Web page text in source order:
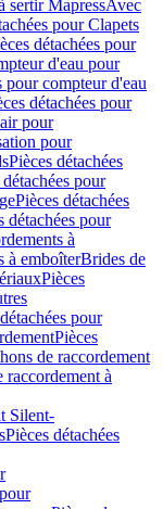
sertir MapressAvec
pour Clapets
détachées pour
d'eau pour
pour compteur d'eau
détachées pour
pour
pour
Pièces détachées
pour
Pièces détachées
détachées pour
à
à emboîterBrides de
Pièces
pour
Pièces
de raccordement
raccordement à
Silent-
Pièces détachées